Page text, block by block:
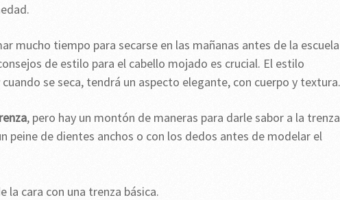
mucho tiempo para secarse en las mañanas antes de la
de estilo para el cabello mojado es crucial. El estilo
se seca, tendrá un aspecto elegante, con cuerpo y textura.
, pero hay un montón de maneras para darle sabor a la trenza
peine de dientes anchos o con los dedos antes de modelar el
la cara con una trenza básica.